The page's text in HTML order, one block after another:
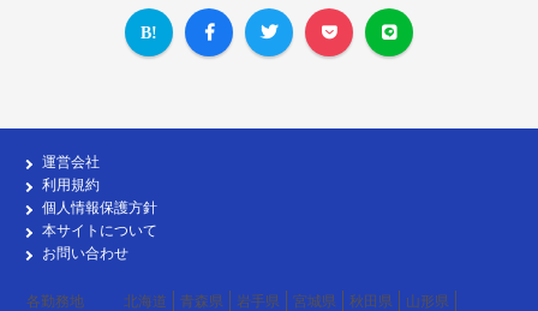
運営会社
利用規約
個人情報保護方針
本サイトについて
お問い合わせ
各勤務地 北海道 青森県 岩手県 宮城県 秋田県
山形県